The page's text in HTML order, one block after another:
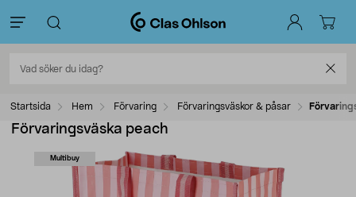
Startsida Hem Förvaring Förvaringsväskor & påsar
Förvaringsväska peach
Multibuy